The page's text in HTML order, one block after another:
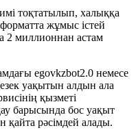
тоқтатылып, халыққа
жұмыс істей
2 миллионнан астам
egovkzbot2.0 немесе
уақытын алдын ала
қызметі
барысында бос уақыт
рәсімдей алады.